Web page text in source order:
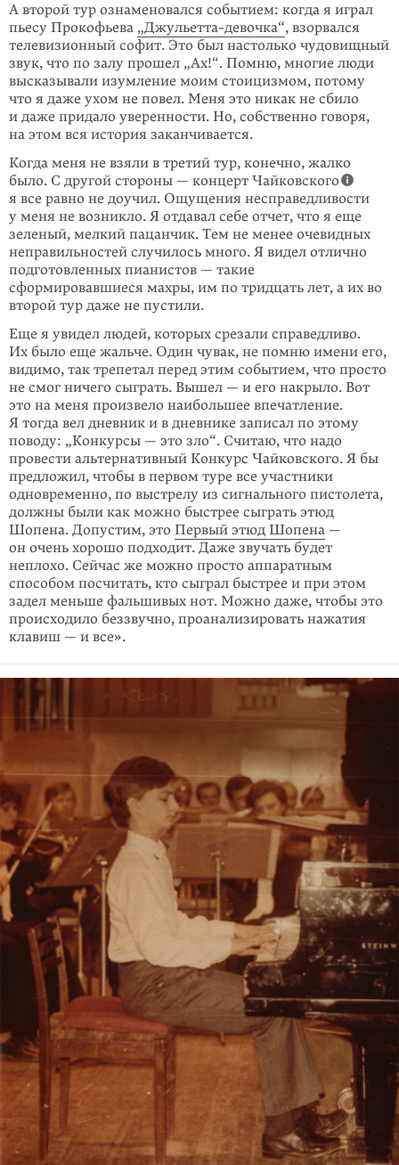
А второй тур ознаменовался событием: когда я играл
пьесу Прокофьева „Джульетта-девочка“, взорвался
телевизионный софит. Это был настолько чудовищный
звук, что по залу прошел „Ах!“. Помню, многие люди
высказывали изумление моим стоицизмом, потому
что я даже ухом не повел. Меня это никак не сбило
и даже придало уверенности. Но, собственно говоря,
на этом вся история заканчивается.
Когда меня не взяли в третий тур, конечно, жалко
было. С другой стороны — концерт Чайковского
я все равно не доучил. Ощущения несправедливости
у меня не возникло. Я отдавал себе отчет, что я еще
зеленый, мелкий пацанчик. Тем не менее очевидных
неправильностей случилось много. Я видел отлично
подготовленных пианистов — такие
сформировавшиеся махры, им по тридцать лет, а их во
второй тур даже не пустили.
Еще я увидел людей, которых срезали справедливо.
Их было еще жальче. Один чувак, не помню имени его,
видимо, так трепетал перед этим событием, что просто
не смог ничего сыграть. Вышел — и его накрыло. Вот
это на меня произвело наибольшее впечатление.
Я тогда вел дневник и в дневнике записал по этому
поводу: „Конкурсы — это зло“. Считаю, что надо
провести альтернативный Конкурс Чайковского. Я бы
предложил, чтобы в первом туре все участники
одновременно, по выстрелу из сигнального пистолета,
должны были как можно быстрее сыграть этюд
Шопена. Допустим, это Первый этюд Шопена —
он очень хорошо подходит. Даже звучать будет
неплохо. Сейчас же можно просто аппаратным
способом посчитать, кто сыграл быстрее и при этом
задел меньше фальшивых нот. Можно даже, чтобы это
происходило беззвучно, проанализировать нажатия
клавиш — и все».